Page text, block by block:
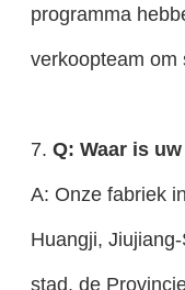
programma
verkoopteam om
7. Q: Waar is
A: Onze fabriek
Huangji,
stad, de